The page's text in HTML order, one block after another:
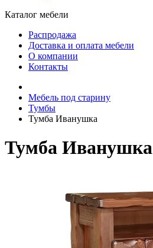
Каталог мебели
Распродажа
Доставка и оплата мебели
О компании
Контакты
Мебель под старину
Тумбы
Тумба Иванушка
Тумба Иванушка